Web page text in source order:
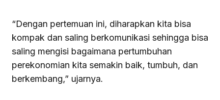
“Dengan pertemuan ini, diharapkan kita bisa
kompak dan saling berkomunikasi sehingga bisa
saling mengisi bagaimana pertumbuhan
perekonomian kita semakin baik, tumbuh, dan
berkembang,” ujarnya.